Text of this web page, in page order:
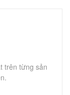
trên từng sản